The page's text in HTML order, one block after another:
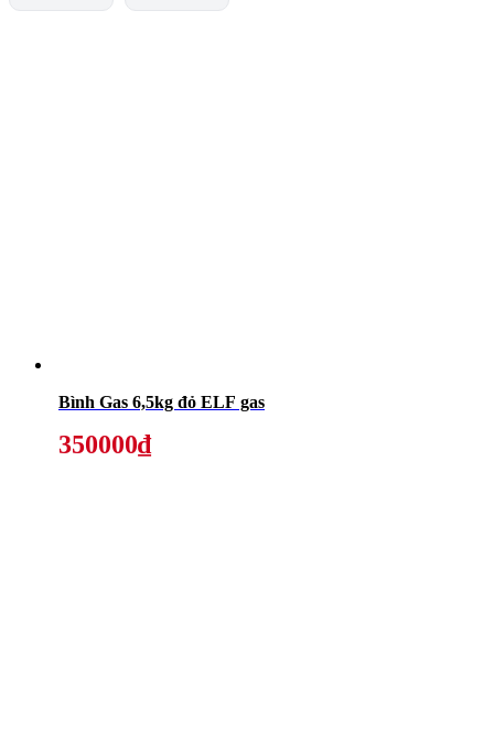
Bình Gas 6,5kg đỏ ELF gas
350000₫